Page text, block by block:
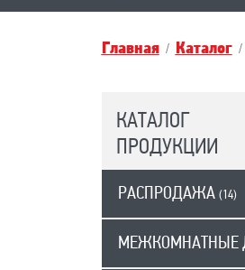
Главная Каталог
КАТАЛОГ
ПРОДУКЦИИ
РАСПРОДАЖА (14)
МЕЖКОМНАТНЫЕ